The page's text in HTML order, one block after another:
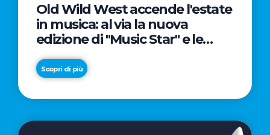
Old Wild West accende l'estate
in musica: al via la nuova
edizione di "Music Star" e le
prestigiose partnership con
Radio Italia e Live Nation
Scopri di più